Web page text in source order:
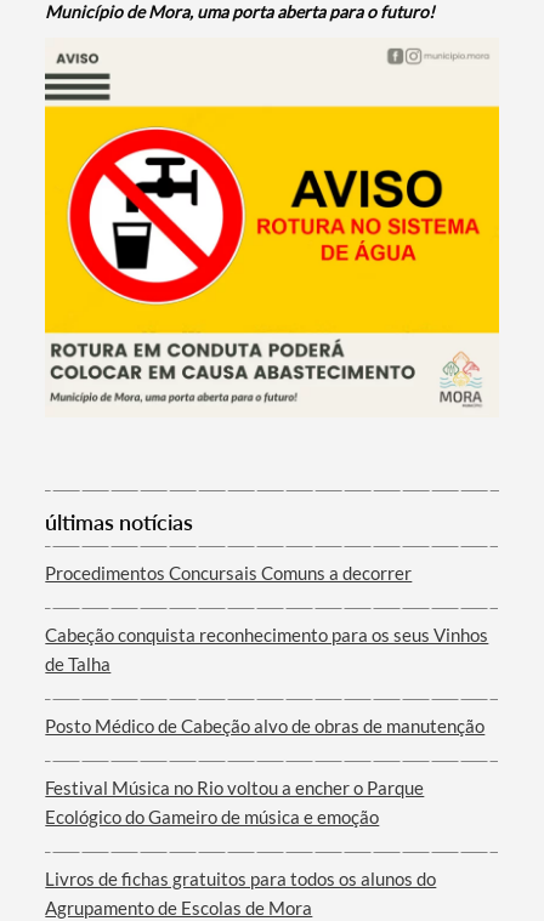
Categorias gerais
Filtros
Município de Mora, uma porta aberta para o futuro!
últimas notícias
Procedimentos Concursais Comuns a decorrer
Cabeção conquista reconhecimento para os seus Vinhos
de Talha
Posto Médico de Cabeção alvo de obras de manutenção
Festival Música no Rio voltou a encher o Parque
Ecológico do Gameiro de música e emoção
Livros de fichas gratuitos para todos os alunos do
Agrupamento de Escolas de Mora